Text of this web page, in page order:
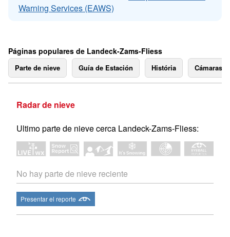
Warning Services (EAWS)
Páginas populares de Landeck-Zams-Fliess
Parte de nieve Guía de Estación História Cámaras
Radar de nieve
Ultimo parte de nieve cerca Landeck-Zams-Fliess:
No hay parte de nieve reciente
Presentar el reporte